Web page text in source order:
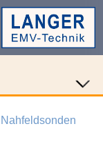
Nahfeldsonden